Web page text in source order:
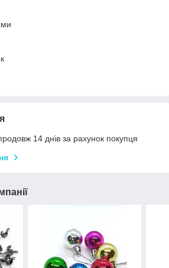
14 днів за рахунок покупця